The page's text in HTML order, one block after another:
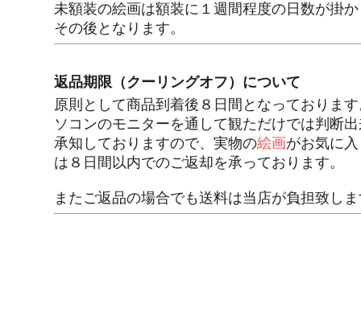
未額装の絵画は額装に１週間程度の日数が掛
その後となります。
返品期限（クーリングオフ）について
原則として商品到着後８日間となっておりま
ソコンのモニターを通して観ただけでは判断
承知しておりますので、実物の絵画がお気に
は８日間以内でのご返却を承っております。
またご返品の場合でも送料は当店が負担致し